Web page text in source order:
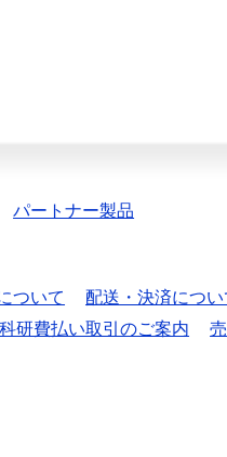
パートナー製品
ついて 配送・決済につい
研費払い取引のご案内